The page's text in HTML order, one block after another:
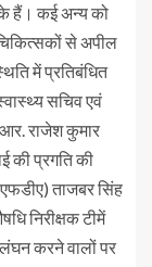
हैं। कई अन्य को
से अपील
में प्रतिबंधित
सचिव एवं
राजेश कुमार
की प्रगति की
ताजबर सिंह
निरीक्षक टीमें
करने वालों पर